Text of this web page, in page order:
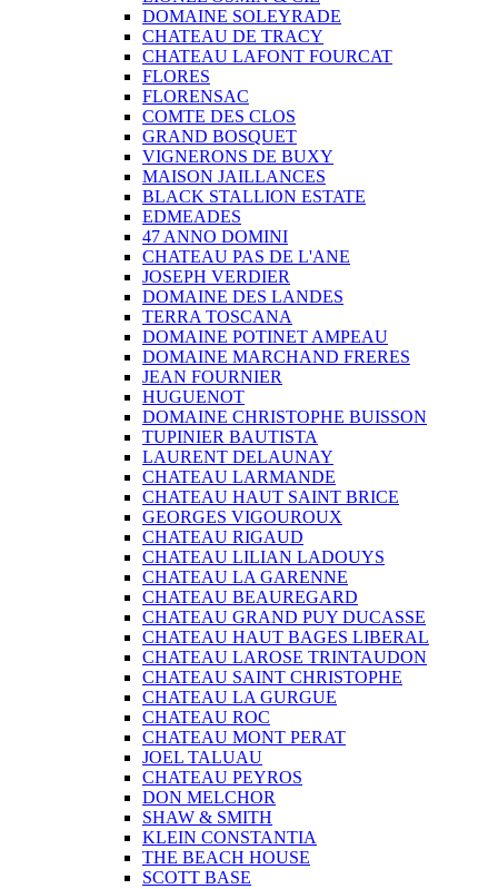
DOMAINE SOLEYRADE
CHATEAU DE TRACY
CHATEAU LAFONT FOURCAT
FLORES
FLORENSAC
COMTE DES CLOS
GRAND BOSQUET
VIGNERONS DE BUXY
MAISON JAILLANCES
BLACK STALLION ESTATE
EDMEADES
47 ANNO DOMINI
CHATEAU PAS DE L'ANE
JOSEPH VERDIER
DOMAINE DES LANDES
TERRA TOSCANA
DOMAINE POTINET AMPEAU
DOMAINE MARCHAND FRERES
JEAN FOURNIER
HUGUENOT
DOMAINE CHRISTOPHE BUISSON
TUPINIER BAUTISTA
LAURENT DELAUNAY
CHATEAU LARMANDE
CHATEAU HAUT SAINT BRICE
GEORGES VIGOUROUX
CHATEAU RIGAUD
CHATEAU LILIAN LADOUYS
CHATEAU LA GARENNE
CHATEAU BEAUREGARD
CHATEAU GRAND PUY DUCASSE
CHATEAU HAUT BAGES LIBERAL
CHATEAU LAROSE TRINTAUDON
CHATEAU SAINT CHRISTOPHE
CHATEAU LA GURGUE
CHATEAU ROC
CHATEAU MONT PERAT
JOEL TALUAU
CHATEAU PEYROS
DON MELCHOR
SHAW & SMITH
KLEIN CONSTANTIA
THE BEACH HOUSE
SCOTT BASE